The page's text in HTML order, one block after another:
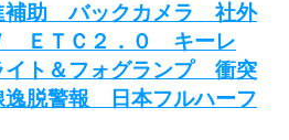
補助 バックカメラ 社外
ＥＴＣ２．０ キーレ
ト＆フォグランプ 衝突
脱警報 日本フルハーフ